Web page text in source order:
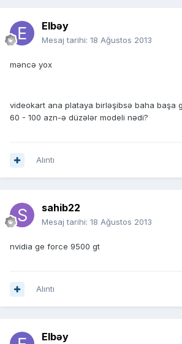
Elbəy
Mesaj tarihi: 18 Ağustos 2013
məncə yox
videokart ana plataya birləşibsə baha başa
60 - 100 azn-ə düzələr modeli nədi?
Alıntı
sahib22
Mesaj tarihi: 18 Ağustos 2013
nvidia ge force 9500 gt
Alıntı
Elbəy